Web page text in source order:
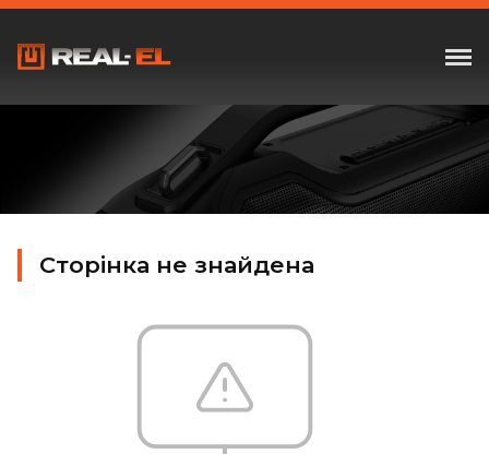
Сторінка не знайдена